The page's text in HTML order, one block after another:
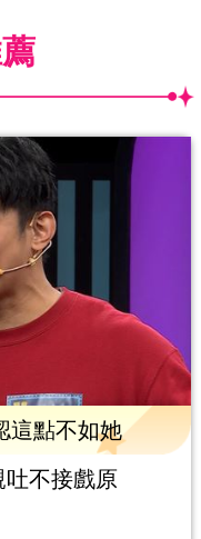
點不如她
不接戲原